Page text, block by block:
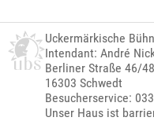
Uckermärkische
Intendant: André
Berliner Straße 46/48
16303 Schwedt
Besucherservice:
Unser Haus ist